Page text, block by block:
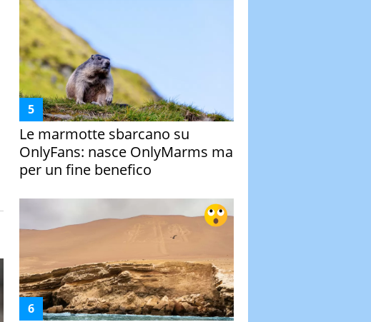
Le marmotte sbarcano su
OnlyFans: nasce OnlyMarms ma
per un fine benefico